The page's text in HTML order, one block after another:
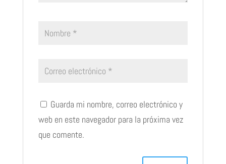
Guarda mi nombre, correo electrónico y
web en este navegador para la próxima vez
que comente.